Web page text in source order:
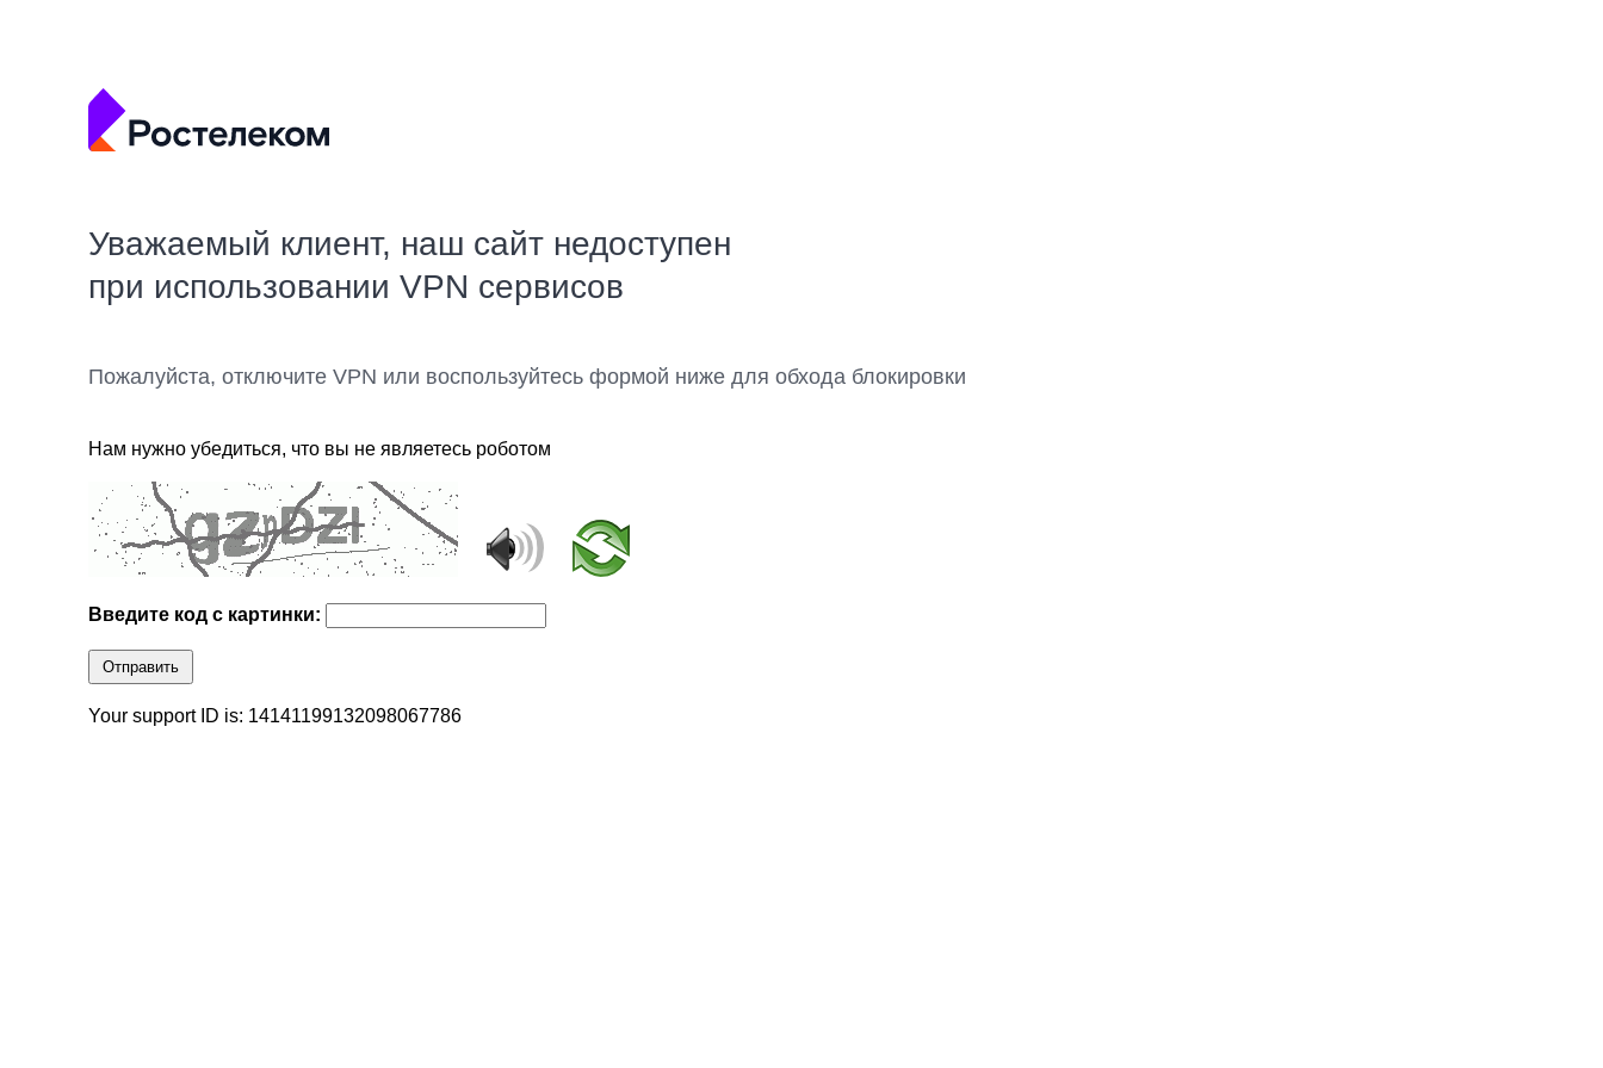
Уважаемый клиент, наш сайт недоступен
при использовании VPN сервисов
Пожалуйста, отключите VPN или воспользуйтесь формой ниже для обхода блокировки
Нам нужно убедиться, что вы не являетесь роботом
Введите код с картинки:
Отправить
Your support ID is: 14141199132098067786